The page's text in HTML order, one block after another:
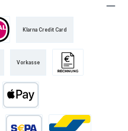
Klarna Credit Card
Vorkasse